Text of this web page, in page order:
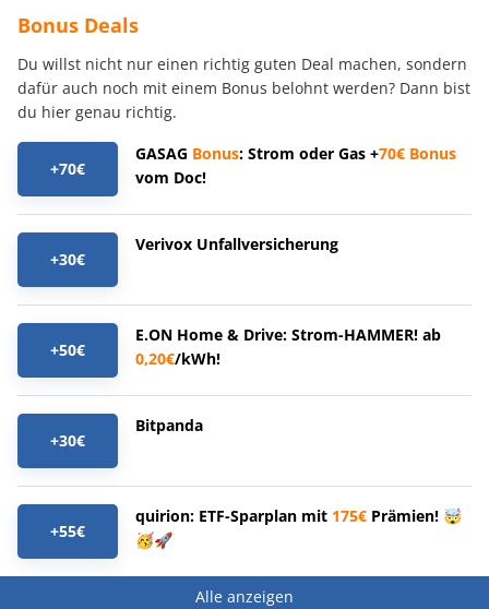
Bonus Deals
Du willst nicht nur einen richtig guten Deal machen, sondern
dafür auch noch mit einem Bonus belohnt werden? Dann bist
du hier genau richtig.
+70€
GASAG Bonus: Strom oder Gas +70€ Bonus
vom Doc!
+30€
Verivox Unfallversicherung
+50€
E.ON Home & Drive: Strom-HAMMER! ab
0,20€/kWh!
+30€
Bitpanda
+55€
quirion: ETF-Sparplan mit 175€ Prämien! 🤯
🥳🚀
Alle anzeigen